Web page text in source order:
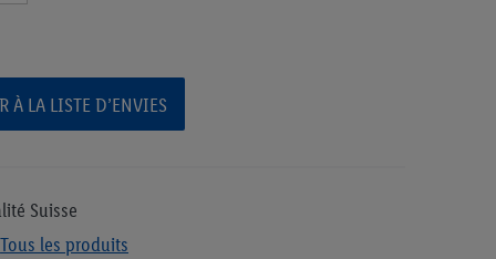
À LA LISTE D’ENVIES
Suisse
Tous les produits